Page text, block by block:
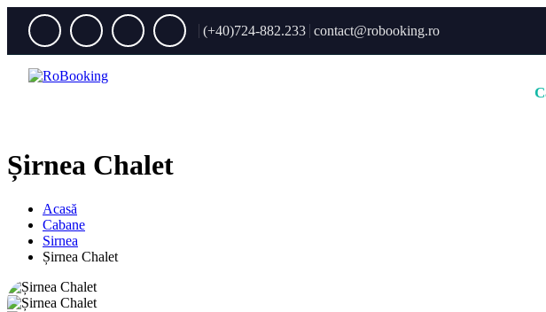
(+40)724-882.233 contact@robooking.ro
Șirnea Chalet
Acasă
Cabane
Sirnea
Șirnea Chalet